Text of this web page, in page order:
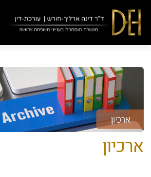
Yes
...
ארכיון